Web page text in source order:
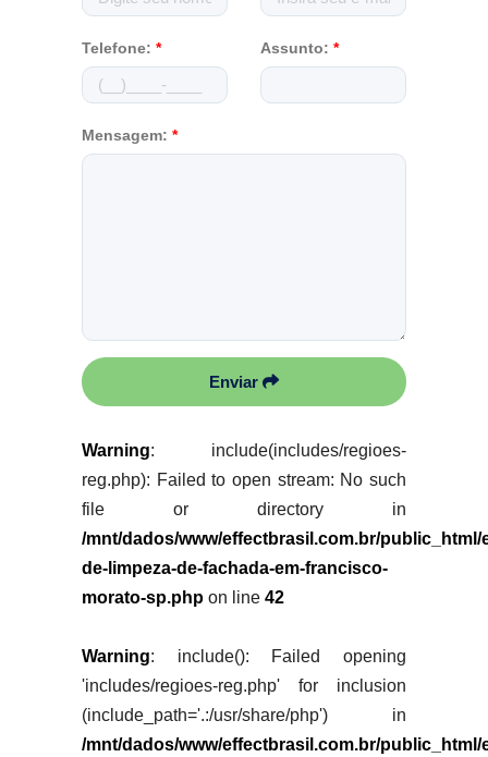
Telefone: * Assunto: *
Mensagem: *
Enviar
Warning: include(includes/regioes-
reg.php): Failed to open stream: No such
file or directory in
/mnt/dados/www/effectbrasil.com.br/public_html/
de-limpeza-de-fachada-em-francisco-
morato-sp.phpon line 42
Warning: include(): Failed opening
'includes/regioes-reg.php' for inclusion
(include_path='.:/usr/share/php') in
/mnt/dados/www/effectbrasil.com.br/public_html/